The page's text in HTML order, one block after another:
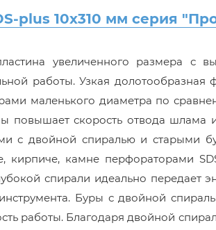
plus 10х310 мм серия
увеличенного размера с
работы. Узкая долотообразная
маленького диаметра по
повышает скорость отвода шлама
с двойной спиралью и старыми
кирпиче, камне перфораторами
спирали идеально передает
Буры с двойной
работы. Благодаря двойной